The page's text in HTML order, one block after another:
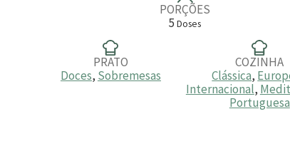
PORÇÕES
5 Doses
PRATO
Doces, Sobremesas
COZINHA
Clássica,
Internacional,
Portuguesa